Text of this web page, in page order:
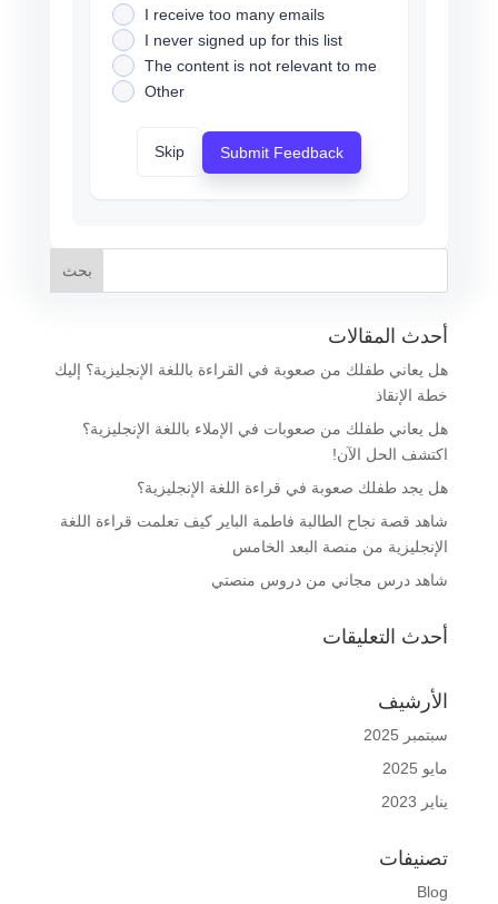
I receive too many emails
I never signed up for this list
The content is not relevant to me
Other
Submit Feedback
Skip
أحدث المقالات
هل يعاني طفلك من صعوبة في القراءة باللغة الإنجليزية؟ إليك
خطة الإنقاذ
هل يعاني طفلك من صعوبات في الإملاء باللغة الإنجليزية؟
اكتشف الحل الآن!
هل يجد طفلك صعوبة في قراءة اللغة الإنجليزية؟
شاهد قصة نجاح الطالبة فاطمة الباير كيف تعلمت قراءة اللغة
الإنجليزية من منصة البعد الخامس
شاهد درس مجاني من دروس منصتي
أحدث التعليقات
الأرشيف
سبتمبر 2025
مايو 2025
يناير 2023
تصنيفات
Blog